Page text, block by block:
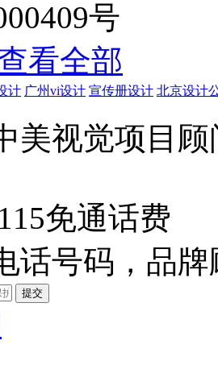
号
看全部
计 广州vi设计 宣传册设计 北京设计
美视觉项目顾
免通话费
话号码，品